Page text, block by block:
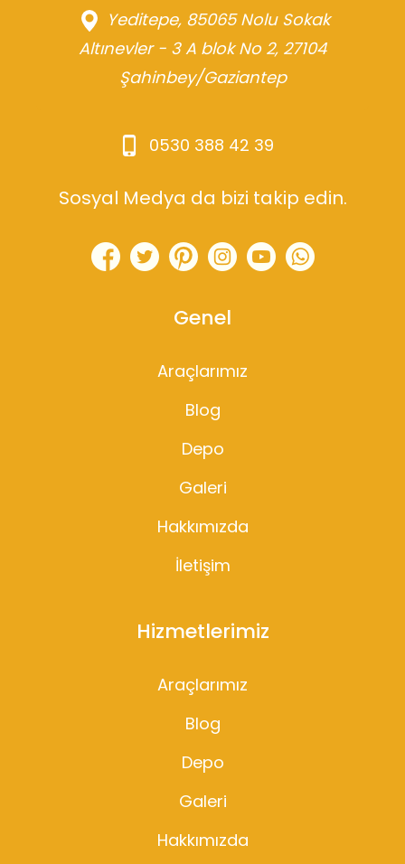
Yeditepe, 85065 Nolu Sokak
Altınevler - 3 A blok No 2, 27104
Şahinbey/Gaziantep
0530 388 42 39
Sosyal Medya da bizi takip edin.
Genel
Araçlarımız
Blog
Depo
Galeri
Hakkımızda
İletişim
Hizmetlerimiz
Araçlarımız
Blog
Depo
Galeri
Hakkımızda